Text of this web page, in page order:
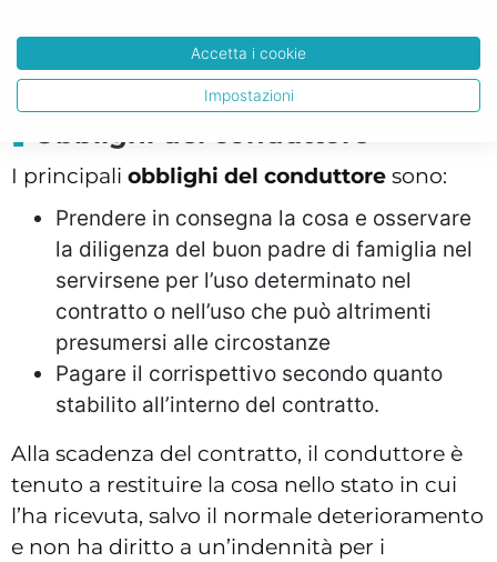
durante la locazione
Obblighi del conduttore
I principali obblighi del conduttore sono:
Prendere in consegna la cosa e osservare
la diligenza del buon padre di famiglia nel
servirsene per l’uso determinato nel
contratto o nell’uso che può altrimenti
presumersi alle circostanze
Pagare il corrispettivo secondo quanto
stabilito all’interno del contratto.
Alla scadenza del contratto, il conduttore è
tenuto a restituire la cosa nello stato in cui
l’ha ricevuta, salvo il normale deterioramento
e non ha diritto a un’indennità per i
Accetta i cookie
Impostazioni